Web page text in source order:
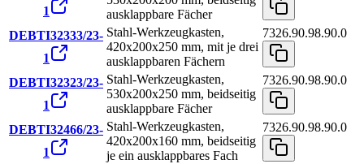
1
ausklappbare Fächer
DEBTI32333/23-
1
Stahl-Werkzeugkasten,
420x200x250 mm, mit je drei
ausklappbaren Fächern
7326.90.98.90.0
DEBTI32323/23-
1
Stahl-Werkzeugkasten,
530x200x250 mm, beidseitig
ausklappbare Fächer
7326.90.98.90.0
DEBTI32466/23-
1
Stahl-Werkzeugkasten,
420x200x160 mm, beidseitig
je ein ausklappbares Fach
7326.90.98.90.0